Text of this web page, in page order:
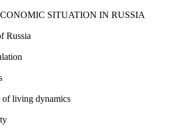
SITUATION IN RUSSIA
Russia
of living dynamics